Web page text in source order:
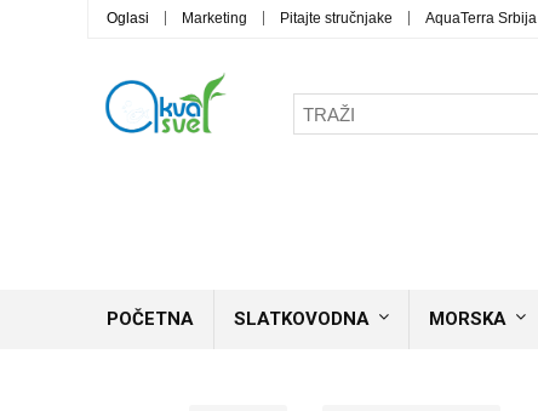
Oglasi Marketing Pitajte stručnjake AquaTerra Srbija
POČETNA SLATKOVODNA MORSKA